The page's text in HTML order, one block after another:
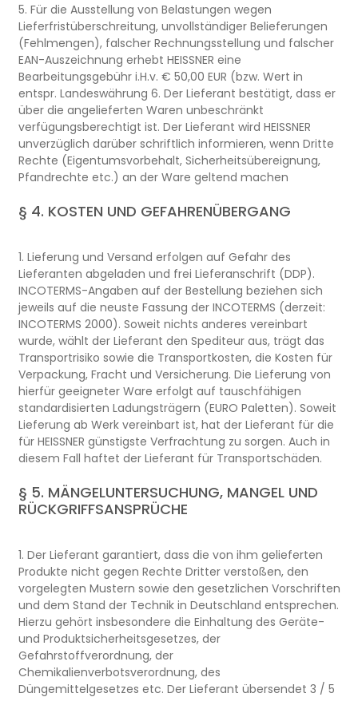
5. Für die Ausstellung von Belastungen wegen
Lieferfristüberschreitung, unvollständiger Belieferungen
(Fehlmengen), falscher Rechnungsstellung und falscher
EAN-Auszeichnung erhebt HEISSNER eine
Bearbeitungsgebühr i.H.v. € 50,00 EUR (bzw. Wert in
entspr. Landeswährung 6. Der Lieferant bestätigt, dass er
über die angelieferten Waren unbeschränkt
verfügungsberechtigt ist. Der Lieferant wird HEISSNER
unverzüglich darüber schriftlich informieren, wenn Dritte
Rechte (Eigentumsvorbehalt, Sicherheitsübereignung,
Pfandrechte etc.) an der Ware geltend machen
§ 4. KOSTEN UND GEFAHRENÜBERGANG
1. Lieferung und Versand erfolgen auf Gefahr des
Lieferanten abgeladen und frei Lieferanschrift (DDP).
INCOTERMS-Angaben auf der Bestellung beziehen sich
jeweils auf die neuste Fassung der INCOTERMS (derzeit:
INCOTERMS 2000). Soweit nichts anderes vereinbart
wurde, wählt der Lieferant den Spediteur aus, trägt das
Transportrisiko sowie die Transportkosten, die Kosten für
Verpackung, Fracht und Versicherung. Die Lieferung von
hierfür geeigneter Ware erfolgt auf tauschfähigen
standardisierten Ladungsträgern (EURO Paletten). Soweit
Lieferung ab Werk vereinbart ist, hat der Lieferant für die
für HEISSNER günstigste Verfrachtung zu sorgen. Auch in
diesem Fall haftet der Lieferant für Transportschäden.
§ 5. MÄNGELUNTERSUCHUNG, MANGEL UND
RÜCKGRIFFSANSPRÜCHE
1. Der Lieferant garantiert, dass die von ihm gelieferten
Produkte nicht gegen Rechte Dritter verstoßen, den
vorgelegten Mustern sowie den gesetzlichen Vorschriften
und dem Stand der Technik in Deutschland entsprechen.
Hierzu gehört insbesondere die Einhaltung des Geräte-
und Produktsicherheitsgesetzes, der
Gefahrstoffverordnung, der
Chemikalienverbotsverordnung, des
Düngemittelgesetzes etc. Der Lieferant übersendet 3 / 5